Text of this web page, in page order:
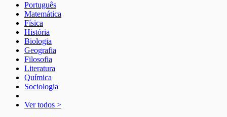
Português
Matemática
Física
História
Biologia
Geografia
Filosofia
Literatura
Química
Sociologia
Ver todos >